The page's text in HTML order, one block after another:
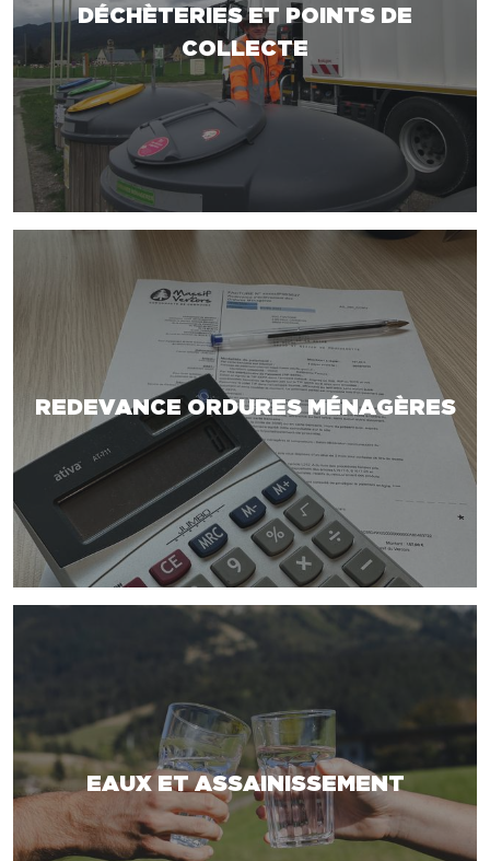
DÉCHÈTERIES ET POINTS DE
COLLECTE
REDEVANCE ORDURES MÉNAGÈRES
EAUX ET ASSAINISSEMENT